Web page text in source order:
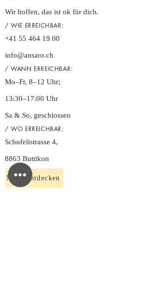
Wir hoffen, das ist ok für dich.
/ WIE ERREICHBAR:
+41 55 464 19 00
info@ansaro.ch
/ WANN ERREICHBAR:
Mo–Fr, 8–12 Uhr;
13:30–17:00 Uhr
Sa & So, geschlossen
/ WO ERREICHBAR:
Schufelistrasse 4,
8863 Buttikon
Mehr entdecken